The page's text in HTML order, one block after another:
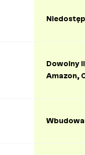
Dowolny
Amazon,